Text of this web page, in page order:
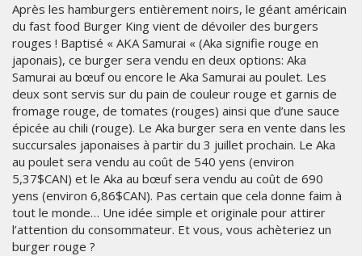
Après les hamburgers entièrement noirs, le géant américain
du fast food Burger King vient de dévoiler des burgers
rouges ! Baptisé « AKA Samurai « (Aka signifie rouge en
japonais), ce burger sera vendu en deux options: Aka
Samurai au bœuf ou encore le Aka Samurai au poulet. Les
deux sont servis sur du pain de couleur rouge et garnis de
fromage rouge, de tomates (rouges) ainsi que d’une sauce
épicée au chili (rouge). Le Aka burger sera en vente dans les
succursales japonaises à partir du 3 juillet prochain. Le Aka
au poulet sera vendu au coût de 540 yens (environ
5,37$CAN) et le Aka au bœuf sera vendu au coût de 690
yens (environ 6,86$CAN). Pas certain que cela donne faim à
tout le monde… Une idée simple et originale pour attirer
l’attention du consommateur. Et vous, vous achèteriez un
burger rouge ?